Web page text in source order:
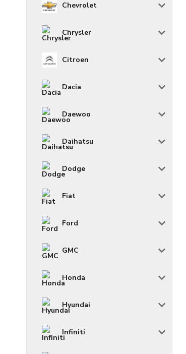
Chevrolet
Chrysler
Citroen
Dacia
Daewoo
Daihatsu
Dodge
Fiat
Ford
GMC
Honda
Hyundai
Infiniti